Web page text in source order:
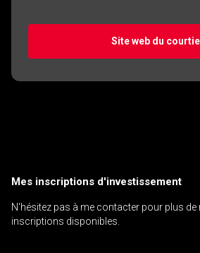
Site web du
Mes inscriptions d'investissement
N'hésitez pas à me contacter pour plus
inscriptions disponibles.